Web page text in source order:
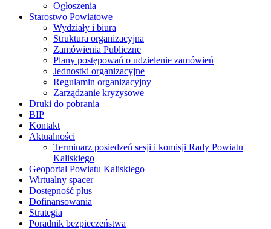
Ogłoszenia
Starostwo Powiatowe
Wydziały i biura
Struktura organizacyjna
Zamówienia Publiczne
Plany postępowań o udzielenie zamówień
Jednostki organizacyjne
Regulamin organizacyjny
Zarządzanie kryzysowe
Druki do pobrania
BIP
Kontakt
Aktualności
Terminarz posiedzeń sesji i komisji Rady Powiatu
Kaliskiego
Geoportal Powiatu Kaliskiego
Wirtualny spacer
Dostępność plus
Dofinansowania
Strategia
Poradnik bezpieczeństwa